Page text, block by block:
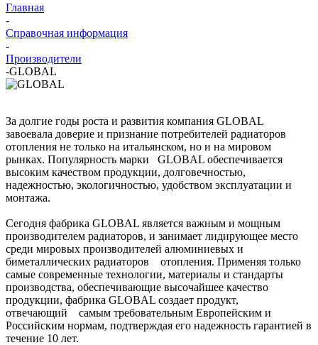
Главная
-
Справочная информация
-
Производители
-GLOBAL
За долгие годы роста и развития компания GLOBAL
завоевала доверие и признание потребителей радиаторов
отопления не только на итальянском, но и на мировом
рынках. Популярность марки GLOBAL обеспечивается
высоким качеством продукции, долговечностью,
надежностью, экологичностью, удобством эксплуатации и
монтажа.
Сегодня фабрика GLOBAL является важным и мощным
производителем радиаторов, и занимает лидирующее место
среди мировых производителей алюминиевых и
биметаллических радиаторов отопления. Применяя только
самые современные технологии, материалы и стандарты
производства, обеспечивающие высочайшее качество
продукции, фабрика GLOBAL создает продукт,
отвечающий самым требовательным Европейским и
Российским нормам, подтверждая его надежность гарантией в
течение 10 лет.